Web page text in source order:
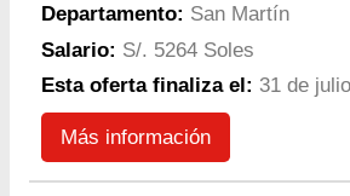
Departamento: San Martín
Salario: S/. 5264 Soles
Esta oferta finaliza el: 31 de
Más información